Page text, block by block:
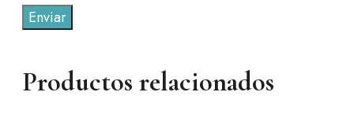
Productos relacionados